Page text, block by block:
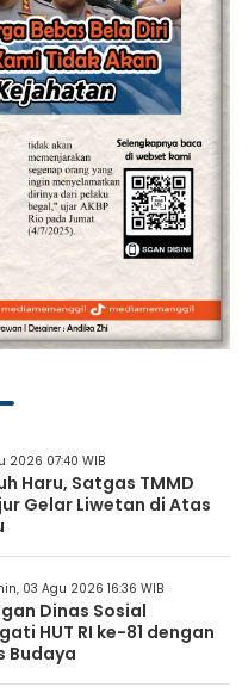
2026 07:40 WIB
Haru, Satgas TMMD
Gelar Liwetan di Atas
03 Agu 2026 16:36 WIB
Dinas Sosial
HUT RI ke-81 dengan
Budaya